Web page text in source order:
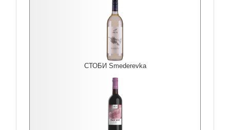
СТОБИ Smederevka